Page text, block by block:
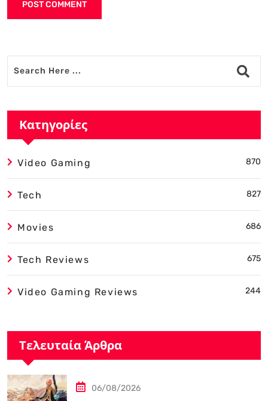
Κατηγορίες
Video Gaming 870
Tech 827
Movies 686
Tech Reviews 675
Video Gaming Reviews 244
Τελευταία Άρθρα
06/08/2026